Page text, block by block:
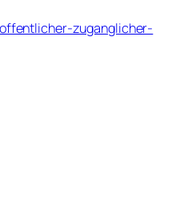
zuganglicher-